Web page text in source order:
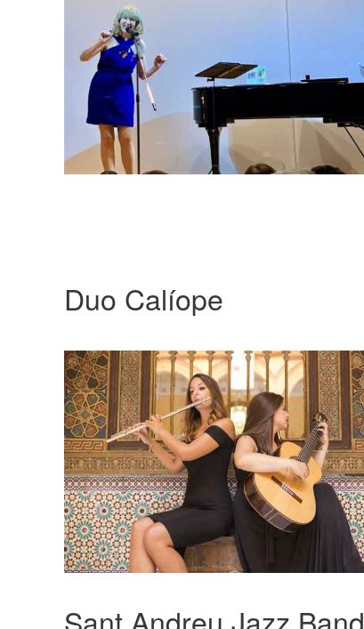
Duo Calíope